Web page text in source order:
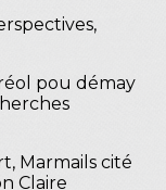
pou démay
Marmails cité
Claire